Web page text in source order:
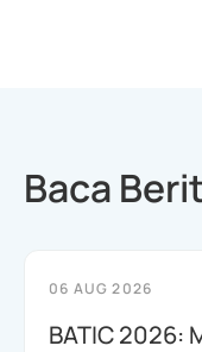
Baca
06 AUG 2026
BATIC 2026: